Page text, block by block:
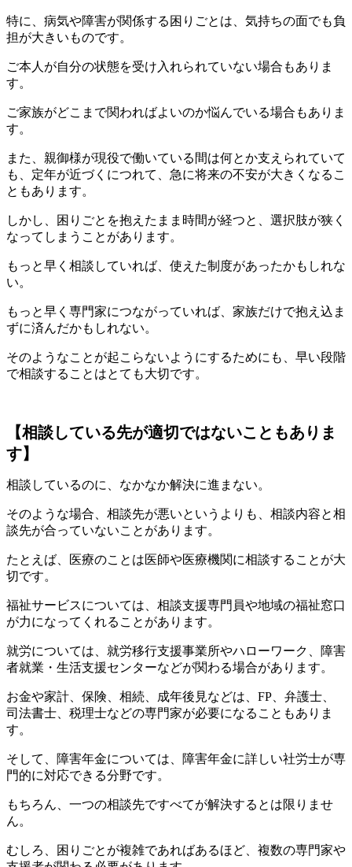
特に、病気や障害が関係する困りごとは、気持ちの面でも負
担が大きいものです。
ご本人が自分の状態を受け入れられていない場合もありま
す。
ご家族がどこまで関わればよいのか悩んでいる場合もありま
す。
また、親御様が現役で働いている間は何とか支えられていて
も、定年が近づくにつれて、急に将来の不安が大きくなるこ
ともあります。
しかし、困りごとを抱えたまま時間が経つと、選択肢が狭く
なってしまうことがあります。
もっと早く相談していれば、使えた制度があったかもしれな
い。
もっと早く専門家につながっていれば、家族だけで抱え込ま
ずに済んだかもしれない。
そのようなことが起こらないようにするためにも、早い段階
で相談することはとても大切です。
【相談している先が適切ではないこともありま
す】
相談しているのに、なかなか解決に進まない。
そのような場合、相談先が悪いというよりも、相談内容と相
談先が合っていないことがあります。
たとえば、医療のことは医師や医療機関に相談することが大
切です。
福祉サービスについては、相談支援専門員や地域の福祉窓口
が力になってくれることがあります。
就労については、就労移行支援事業所やハローワーク、障害
者就業・生活支援センターなどが関わる場合があります。
お金や家計、保険、相続、成年後見などは、FP、弁護士、
司法書士、税理士などの専門家が必要になることもありま
す。
そして、障害年金については、障害年金に詳しい社労士が専
門的に対応できる分野です。
もちろん、一つの相談先ですべてが解決するとは限りませ
ん。
むしろ、困りごとが複雑であればあるほど、複数の専門家や